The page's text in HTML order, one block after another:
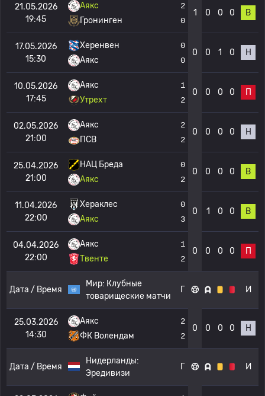
21.05.2026
19:45
Аякс
Гронинген
2
0
1 0 0 0 В
17.05.2026
15:30
Херенвен
Аякс
0
0
0 0 1 0 Н
10.05.2026
17:45
Аякс
Утрехт
1
2
0 0 0 0 П
02.05.2026
21:00
Аякс
ПСВ
2
2
0 0 0 0 Н
25.04.2026
21:00
НАЦ Бреда
Аякс
0
2
0 0 0 0 В
11.04.2026
22:00
Хераклес
Аякс
0
3
0 1 0 0 В
04.04.2026
22:00
Аякс
Твенте
1
2
0 0 0 0 П
Дата / Время
Мир: Клубные
товарищеские матчи
Г И
25.03.2026
14:30
Аякс
ФК Волендам
2
2
0 0 0 0 Н
Дата / Время
Нидерланды:
Эредивизи
Г И